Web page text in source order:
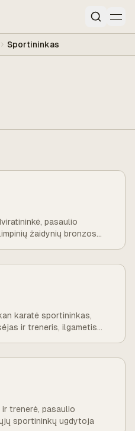
Paieška
Sportininkas
pasaulio
žaidynių bronzos
karatė sportininkas,
ir treneris, ilgametis
trenerė, pasaulio
sportininkų ugdytoja